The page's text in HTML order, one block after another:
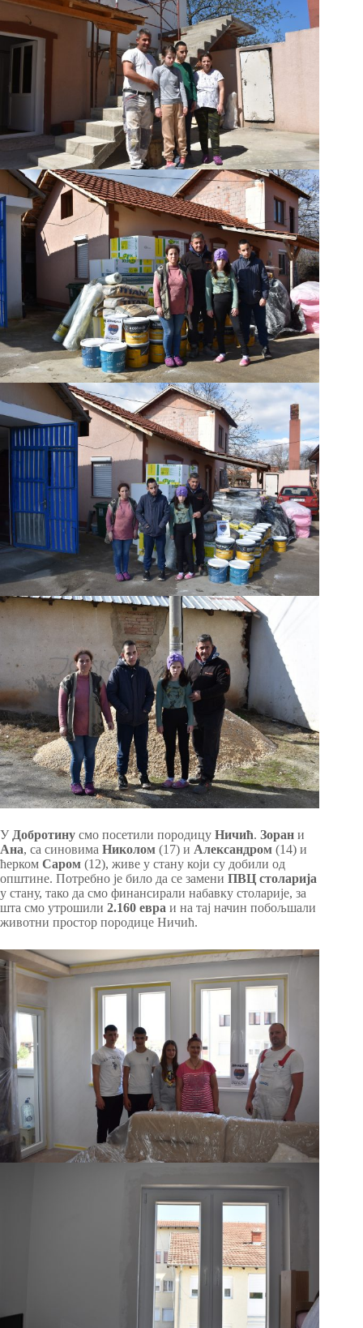
УДобротину смо посетили породицу Ничић. Зоран и
Ана, са синовима Николом (17) и Александром (14) и
ћерком Саром (12), живе у стану који су добили од
општине. Потребно је било да се замени ПВЦ столарија
у стану, тако да смо финансирали набавку столарије, за
шта смо утрошили 2.160 евра и на тај начин побољшали
животни простор породице Ничић.